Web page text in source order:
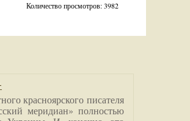
Количество просмотров: 3982
красноярского писателя
меридиан» полностью